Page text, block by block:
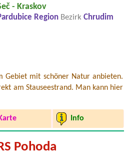
- Kraskov
Region Bezirk Chrudim
Gebiet mit schöner Natur anbieten.
am Stauseestrand. Man kann hier
Info
Pohoda